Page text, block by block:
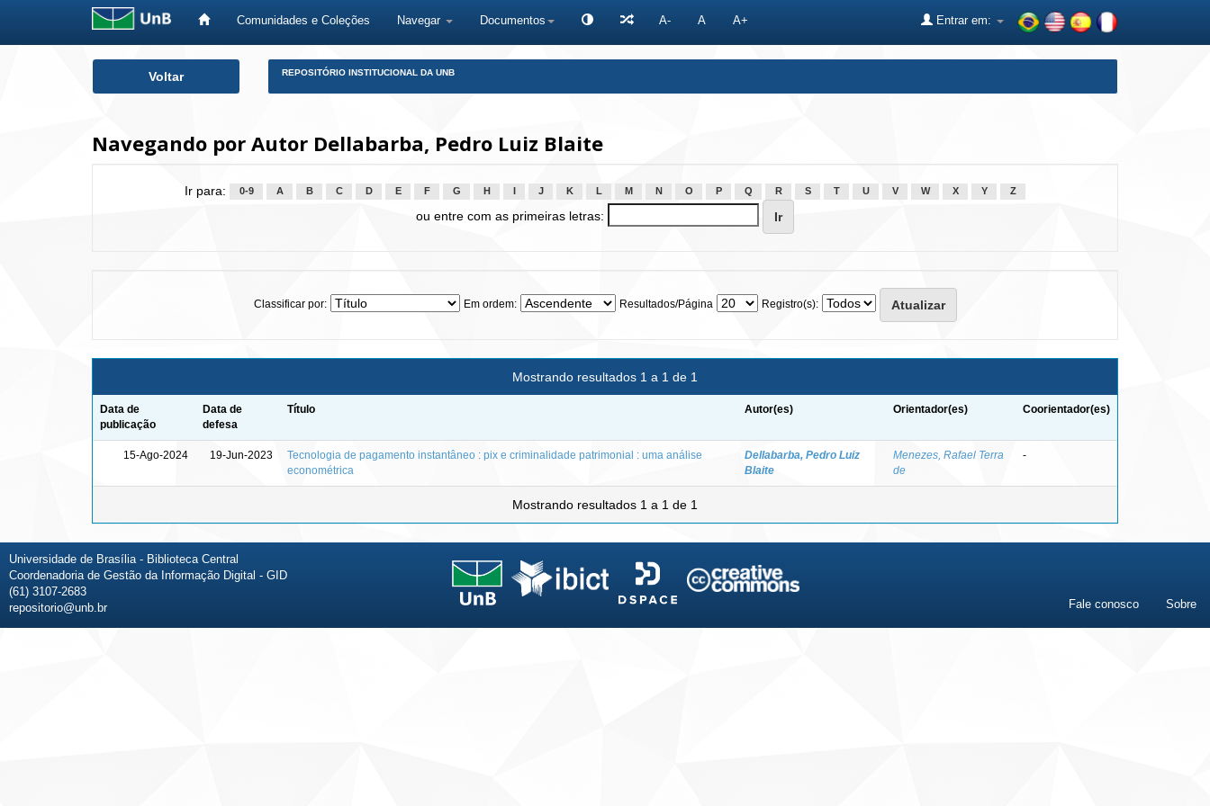
Comunidades e Coleções Navegar Documentos A- A A+ Entrar em:
Voltar REPOSITÓRIO INSTITUCIONAL DA UNB
Navegando por Autor Dellabarba, Pedro Luiz Blaite
Ir para: 0-9 A B C D E F G H J K L M N O P Q R S T U V W X Y Z
ou entre com as primeiras letras:
Classificar por: Em ordem: Resultados/Página Registro(s):
Mostrando resultados 1 a 1 de 1
Data de
publicação
Data de
defesa
Título Autor(es) Orientador(es) Coorientador(es)
15-Ago-2024 19-Jun-2023
Tecnologia de pagamento instantâneo : pix e criminalidade patrimonial : uma análise
econométrica
Dellabarba, Pedro Luiz
Blaite
Menezes, Rafael Terra
de
-
Mostrando resultados 1 a 1 de 1
Universidade de Brasília - Biblioteca Central
Coordenadoria de Gestão da Informação Digital - GID
(61) 3107-2683
repositorio@unb.br
Fale conosco Sobre